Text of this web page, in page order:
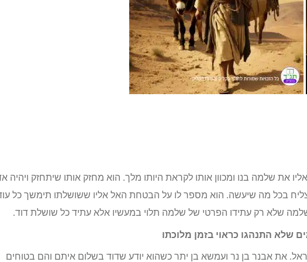
את שלמה בנו ומכוון אותו לקראת היותו מלך. הוא מחזק אותו שיתחזק ויהיה
בכל מה שיעשה. הוא מספר לו על הבטחת האל אליו ששושלתו תימשך כל
שלא רק עתידו הפרטי של שלמה תלוי במעשיו אלא עתיד כל שושלת דוד.
שלא התנהגו כראוי בזמן מלוכתו
את אבנר בן נר ועמשא בן יתר כשהוא יודע שדוד בשלום איתם והם בטוחים